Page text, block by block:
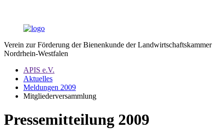
Verein zur Förderung der Bienenkunde der Landwirtschaftskammer
Nordrhein-Westfalen
APIS e.V.
Aktuelles
Meldungen 2009
Mitgliederversammlung
Pressemitteilung 2009